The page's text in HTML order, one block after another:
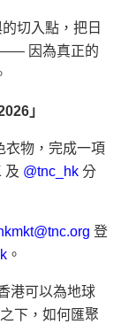
切入點，把日
—— 因為真正的
」
衣物，完成一項
及 @tnc_hk 分
登
。
港可以為地球
下，如何匯聚